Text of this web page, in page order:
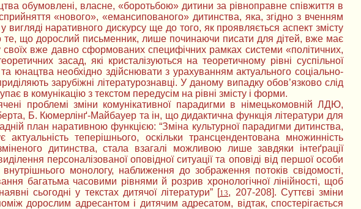
обумовлені, власне, «боротьбою» дитини за рівноправне співжиття в
«нового», «емансипованого» дитинства, яка, згідно з вченням
нарaтивного дискурсу ще до того, як проявляється аспект змісту
те, що дорослий письменник, лише починаючи писати для дітей, вже має
своїх вже давно сформованих специфічних рамках системи «політичних,
засад, які кристалізуються на теоретичному рівні суспільної
юнацтва необхідно здійснювати з урахуванням актуального соціально-
зарубіжні літературознавці. У даному випадку обов’язково слід
в комунікацію з текстом передусім на рівні змісту і форми.
проблемі зміни комунікативної парадигми в німецькомовній ЛДЮ,
Б. Кюмерлінґ-Майбауер та ін, що дидактична функція літератури для
план наративною функцією: “Зміна культурної парадигми дитинства,
теперішнього, оскільки трансцендентована множинність
дитинства, стала взагалі можливою лише завдяки інтеґрації
персоналізованої оповідної ситуації та оповіді від першої особи
монологу, наближення до зображення потоків свідомості,
багатьма часовими рівнями й розрив хронологічної лінійності, щоб
сьогодні у текстах дитячої літератури” [13, 207-208]. Суттєві зміни
дорослим адресантом і дитячим адресатом, відтак, спостерігається